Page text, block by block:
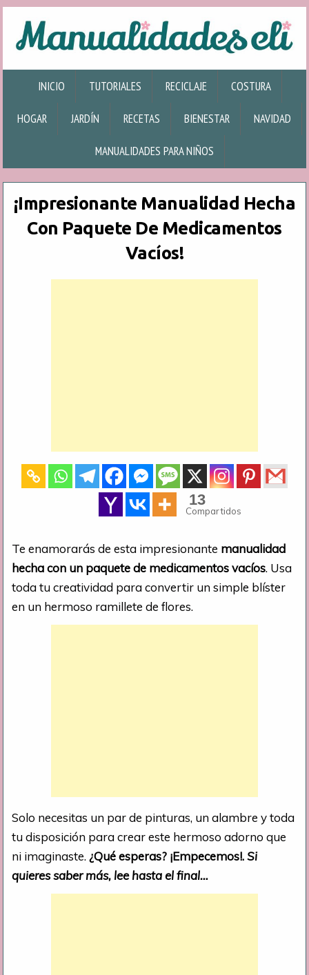
INICIO TUTORIALES RECICLAJE COSTURA
HOGAR JARDÍN RECETAS BIENESTAR NAVIDAD
MANUALIDADES PARA NIÑOS
¡Impresionante Manualidad Hecha
Con Paquete De Medicamentos
Vacíos!
13
Compartidos
Te enamorarás de esta impresionante manualidad
hecha con un paquete de medicamentos vacíos. Usa
toda tu creatividad para convertir un simple blíster
en un hermoso ramillete de flores.
Solo necesitas un par de pinturas, un alambre y toda
tu disposición para crear este hermoso adorno que
ni imaginaste.¿Qué esperas? ¡Empecemos!.Si
quieres saber más, lee hasta el final…